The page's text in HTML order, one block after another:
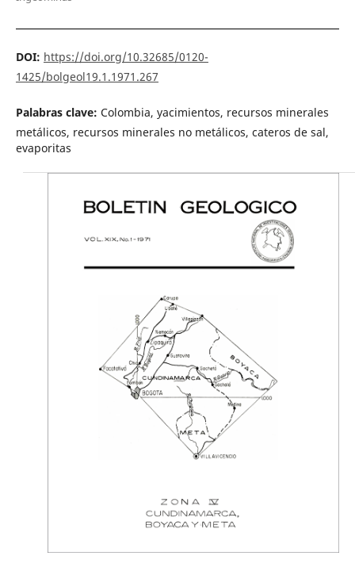
DOI: https://doi.org/10.32685/0120-
1425/bolgeol19.1.1971.267
Palabras clave: Colombia, yacimientos, recursos minerales
metálicos, recursos minerales no metálicos, cateros de sal,
evaporitas